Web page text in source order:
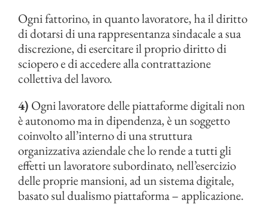
Ogni fattorino, in quanto lavoratore, ha il diritto
di dotarsi di una rappresentanza sindacale a sua
discrezione, di esercitare il proprio diritto di
sciopero e di accedere alla contrattazione
collettiva del lavoro.
4) Ogni lavoratore delle piattaforme digitali non
è autonomo ma in dipendenza, è un soggetto
coinvolto all’interno di una struttura
organizzativa aziendale che lo rende a tutti gli
effetti un lavoratore subordinato, nell’esercizio
delle proprie mansioni, ad un sistema digitale,
basato sul dualismo piattaforma – applicazione.